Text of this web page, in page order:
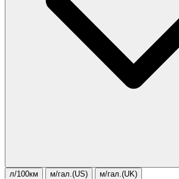
л/100км м/гал.(US) м/гал.(UK)